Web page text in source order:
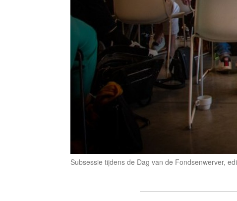
Subsessie tijdens de Dag van de Fondsenwerver,